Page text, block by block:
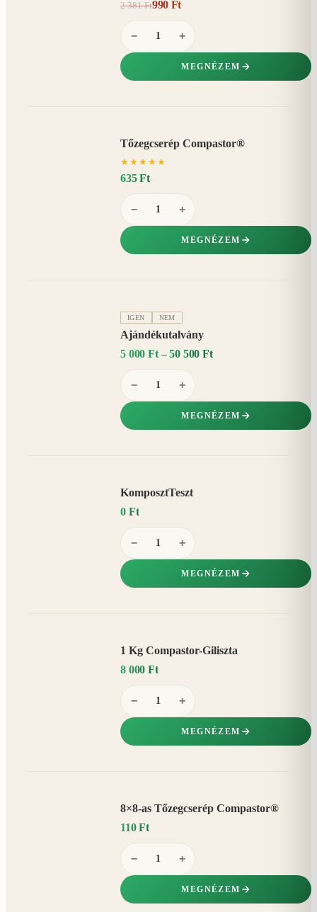
2 381 Ft990 Ft
− +
MEGNÉZEM
Tőzegcserép Compastor®
★ ★ ★ ★ ★
635 Ft
− +
MEGNÉZEM
IGEN NEM
Ajándékutalvány
5 000 Ft – 50 500 Ft
− +
MEGNÉZEM
KomposztTeszt
0 Ft
− +
MEGNÉZEM
1 Kg Compastor-Giliszta
8 000 Ft
− +
MEGNÉZEM
8×8-as Tőzegcserép Compastor®
110 Ft
− +
MEGNÉZEM